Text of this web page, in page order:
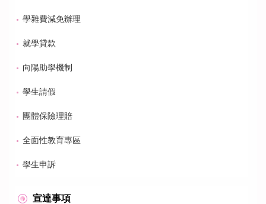
學雜費減免辦理
就學貸款
向陽助學機制
學生請假
團體保險理賠
全面性教育專區
學生申訴
宣達事項